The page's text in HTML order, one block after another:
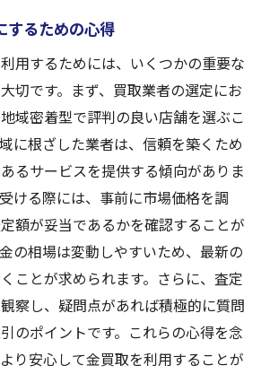
するための心得
用するためには、いくつかの重要な
切です。まず、買取業者の選定にお
域密着型で評判の良い店舗を選ぶこ
に根ざした業者は、信頼を築くため
るサービスを提供する傾向がありま
ける際には、事前に市場価格を調
額が妥当であるかを確認することが
の相場は変動しやすいため、最新の
ことが求められます。さらに、査定
察し、疑問点があれば積極的に質問
のポイントです。これらの心得を念
り安心して金買取を利用することが